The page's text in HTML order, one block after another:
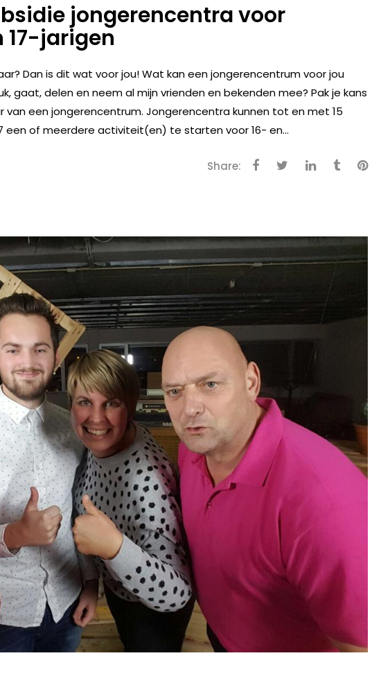
jongerencentra voor
jarigen
Dan is dit wat voor jou! Wat kan een jongerencentrum voor jou
gaat, delen en neem al mijn vrienden en bekenden mee? Pak je kans
een jongerencentrum. Jongerencentra kunnen tot en met 15
een of meerdere activiteit(en) te starten voor 16- en...
Share: